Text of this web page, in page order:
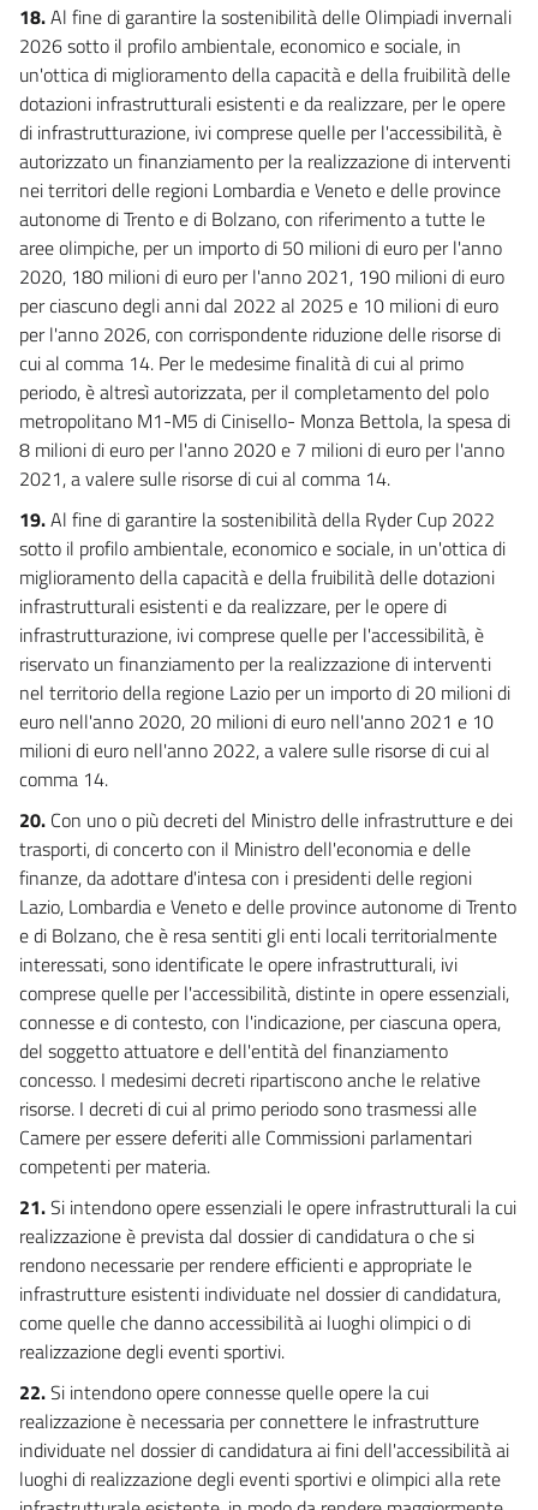
18.Al fine di garantire la sostenibilità delle Olimpiadi invernali
2026 sotto il profilo ambientale, economico e sociale, in
un'ottica di miglioramento della capacità e della fruibilità delle
dotazioni infrastrutturali esistenti e da realizzare, per le opere
di infrastrutturazione, ivi comprese quelle per l'accessibilità, è
autorizzato un finanziamento per la realizzazione di interventi
nei territori delle regioni Lombardia e Veneto e delle province
autonome di Trento e di Bolzano, con riferimento a tutte le
aree olimpiche, per un importo di 50 milioni di euro per l'anno
2020, 180 milioni di euro per l'anno 2021, 190 milioni di euro
per ciascuno degli anni dal 2022 al 2025 e 10 milioni di euro
per l'anno 2026, con corrispondente riduzione delle risorse di
cui al comma 14. Per le medesime finalità di cui al primo
periodo, è altresì autorizzata, per il completamento del polo
metropolitano M1-M5 di Cinisello- Monza Bettola, la spesa di
8 milioni di euro per l'anno 2020 e 7 milioni di euro per l'anno
2021, a valere sulle risorse di cui al comma 14.
19.Al fine di garantire la sostenibilità della Ryder Cup 2022
sotto il profilo ambientale, economico e sociale, in un'ottica di
miglioramento della capacità e della fruibilità delle dotazioni
infrastrutturali esistenti e da realizzare, per le opere di
infrastrutturazione, ivi comprese quelle per l'accessibilità, è
riservato un finanziamento per la realizzazione di interventi
nel territorio della regione Lazio per un importo di 20 milioni di
euro nell'anno 2020, 20 milioni di euro nell'anno 2021 e 10
milioni di euro nell'anno 2022, a valere sulle risorse di cui al
comma 14.
20. Con uno o più decreti del Ministro delle infrastrutture e dei
trasporti, di concerto con il Ministro dell'economia e delle
finanze, da adottare d'intesa con i presidenti delle regioni
Lazio, Lombardia e Veneto e delle province autonome di Trento
e di Bolzano, che è resa sentiti gli enti locali territorialmente
interessati, sono identificate le opere infrastrutturali, ivi
comprese quelle per l'accessibilità, distinte in opere essenziali,
connesse e di contesto, con l'indicazione, per ciascuna opera,
del soggetto attuatore e dell'entità del finanziamento
concesso. I medesimi decreti ripartiscono anche le relative
risorse. I decreti di cui al primo periodo sono trasmessi alle
Camere per essere deferiti alle Commissioni parlamentari
competenti per materia.
21.Si intendono opere essenziali le opere infrastrutturali la cui
realizzazione è prevista dal dossier di candidatura o che si
rendono necessarie per rendere efficienti e appropriate le
infrastrutture esistenti individuate nel dossier di candidatura,
come quelle che danno accessibilità ai luoghi olimpici o di
realizzazione degli eventi sportivi.
22.Si intendono opere connesse quelle opere la cui
realizzazione è necessaria per connettere le infrastrutture
individuate nel dossier di candidatura ai fini dell'accessibilità ai
luoghi di realizzazione degli eventi sportivi e olimpici alla rete